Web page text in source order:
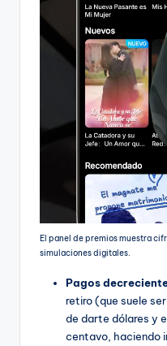
El panel de premios muestra
simulaciones digitales.
Pagos
retiro (que suele
de darte dólares y
centavo, haciendo